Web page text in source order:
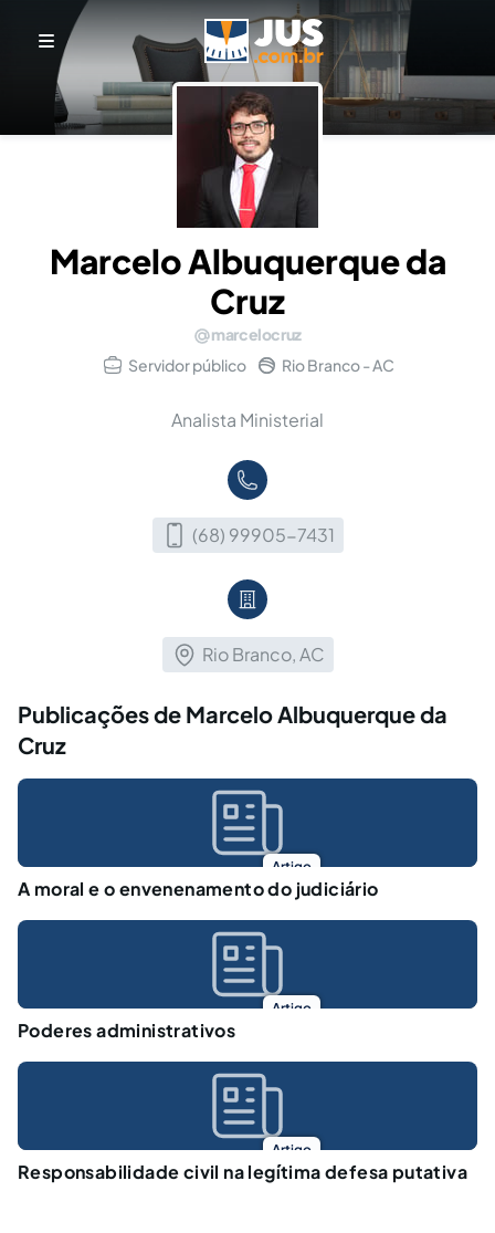
Marcelo Albuquerque da
Cruz
marcelocruz
Servidor público
Rio Branco - AC
Analista Ministerial
(68) 99905-7431
Rio Branco, AC
Publicações de Marcelo Albuquerque da
Cruz
Artigo
A moral e o envenenamento do judiciário
Artigo
Poderes administrativos
Artigo
Responsabilidade civil na legítima defesa putativa